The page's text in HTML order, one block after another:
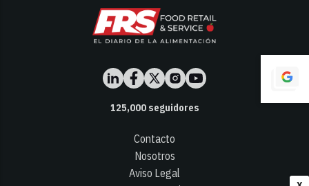
125,000seguidores
Contacto
Nosotros
Aviso Legal